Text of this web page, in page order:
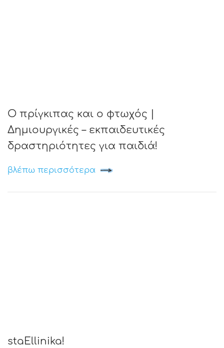
Ο πρίγκιπας και ο φτωχός |
Δημιουργικές – εκπαιδευτικές
δραστηριότητες για παιδιά!
βλέπω περισσότερα
staEllinika!